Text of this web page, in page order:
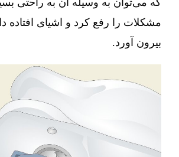
که می‌توان به وسیله آن به راحتی
مشکلات را رفع کرد و اشیای افتاده
بیرون آورد.